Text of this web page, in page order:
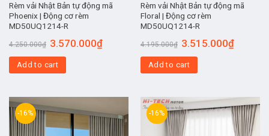
Rèm vải Nhật Bản tự động mã
Phoenix | Động cơ rèm
MD50UQ1214-R
4.250.000₫ 3.570.000₫
Add to cart
Rèm vải Nhật Bản tự động mã
Floral | Động cơ rèm
MD50UQ1214-R
4.195.000₫ 3.515.000₫
Add to cart
-16% -16%